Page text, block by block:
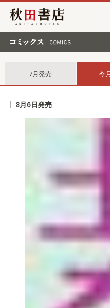
秋田書店
7月発売 今
8月6日発売